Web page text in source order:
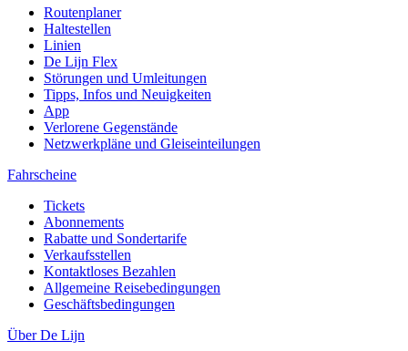
Routenplaner
Haltestellen
Linien
De Lijn Flex
Störungen und Umleitungen
Tipps, Infos und Neuigkeiten
App
Verlorene Gegenstände
Netzwerkpläne und Gleiseinteilungen
Fahrscheine
Tickets
Abonnements
Rabatte und Sondertarife
Verkaufsstellen
Kontaktloses Bezahlen
Allgemeine Reisebedingungen
Geschäftsbedingungen
Über De Lijn